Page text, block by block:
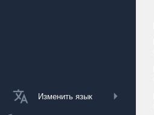
Изменить язык